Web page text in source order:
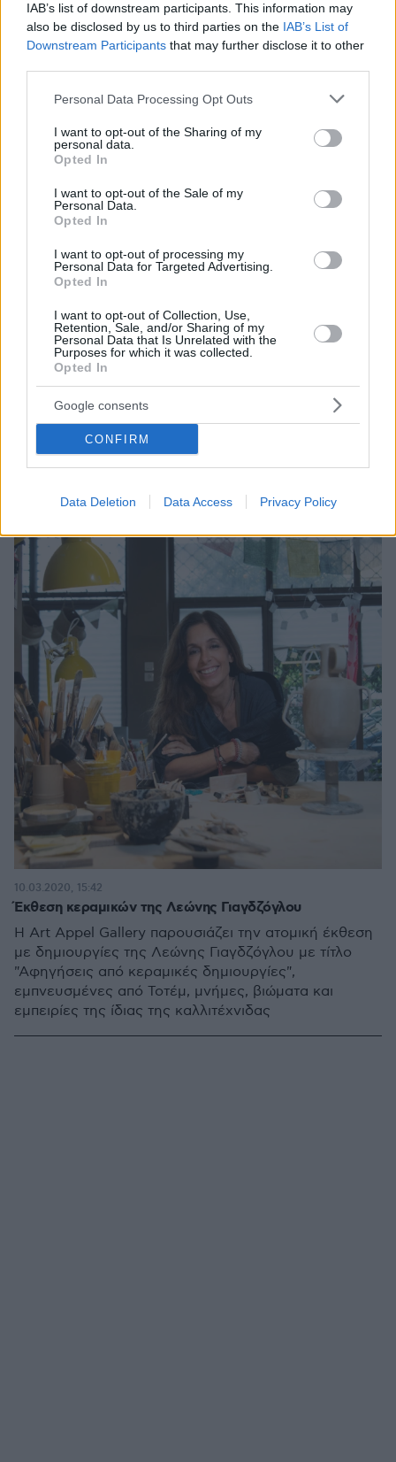
IAB’s list of downstream participants. This information may
also be disclosed by us to third parties on the IAB’s List of
Downstream Participants that may further disclose it to other
Please note that this website/app uses one or more Google
not limited to your visit or usage behaviour. You may click to
grant or deny consent to Google and its third-party tags to
use your data for below specified purposes in below Google
consent section.
Personal Data Processing Opt Outs
I want to opt-out of the Sharing of my
personal data.
Opted In
I want to opt-out of the Sale of my
Personal Data.
Opted In
I want to opt-out of processing my
Personal Data for Targeted Advertising.
Opted In
I want to opt-out of Collection, Use,
Retention, Sale, and/or Sharing of my
Personal Data that Is Unrelated with the
Purposes for which it was collected.
Opted In
Google consents
CONFIRM
Data Deletion Data Access Privacy Policy
Νέα έκθεση της εικαστικού Λεώνης Γιαγδζόγλου
Την 4η ατομική της έκθεση με τίτλο «The Queen
Undressed» παρουσιάζει στην Γκαλερί Ιρις η
εικαστικός Λεώνη Γιαγδζόγλου
12.03.2022, 21:43
Έκθεση κεραμικών της Λεώνης Γιαγδζόγλου
Η Art Appel Gallery παρουσιάζει την ατομική έκθεση
με δημιουργίες της Λεώνης Γιαγδζόγλου με τίτλο
"Αφηγήσεις από κεραμικές δημιουργίες",
εμπνευσμένες από Τοτέμ, μνήμες, βιώματα και
εμπειρίες της ίδιας της καλλιτέχνιδας
10.03.2020, 15:42